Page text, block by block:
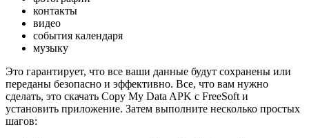
контакты
видео
события календаря
музыку
Это гарантирует, что все ваши данные будут сохранены или
переданы безопасно и эффективно. Все, что вам нужно
сделать, это скачать Copy My Data APK с FreeSoft и
установить приложение. Затем выполните несколько простых
шагов: